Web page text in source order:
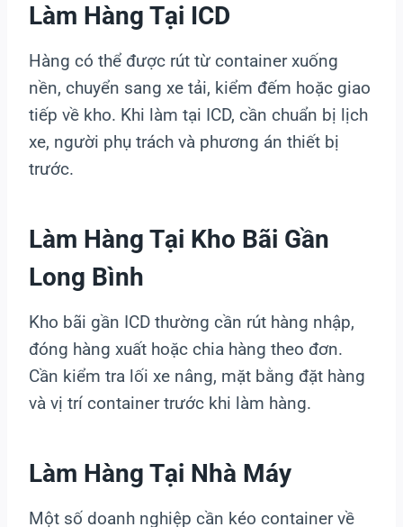
Làm Hàng Tại ICD
Hàng có thể được rút từ container xuống
nền, chuyển sang xe tải, kiểm đếm hoặc giao
tiếp về kho. Khi làm tại ICD, cần chuẩn bị lịch
xe, người phụ trách và phương án thiết bị
trước.
Làm Hàng Tại Kho Bãi Gần
Long Bình
Kho bãi gần ICD thường cần rút hàng nhập,
đóng hàng xuất hoặc chia hàng theo đơn.
Cần kiểm tra lối xe nâng, mặt bằng đặt hàng
và vị trí container trước khi làm hàng.
Làm Hàng Tại Nhà Máy
Một số doanh nghiệp cần kéo container về